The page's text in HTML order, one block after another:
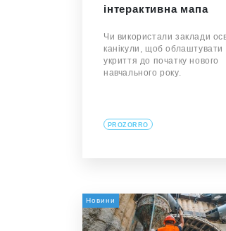
інтерактивна мапа
Чи використали заклади
канікули, щоб облаштувати
укриття до початку нового
навчального року.
PROZORRO
Новини